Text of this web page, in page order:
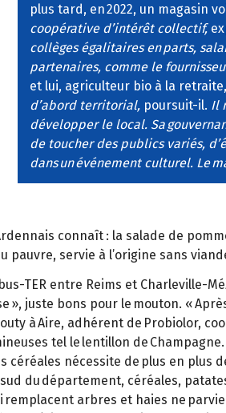
plus tard, en 2022, un magasin
coopérative d’intérêt collectif,
collèges égalitaires en parts,
partenaires, comme le
et lui, agriculteur bio à la
d’abord territorial, poursuit-il. Il
développer le local. Sa
de toucher des publics variés,
dans un événement culturel. Le
connaît : la salade de
pauvre, servie à l’origine sans
TER entre Reims et Charleville-
juste bons pour le mouton. «
à Aire, adhérent de Probiolor,
tel le lentillon de
céréales nécessite de plus en
du département, céréales,
arbres et haies ne